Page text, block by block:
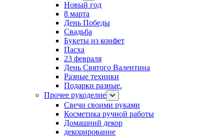
Новый год
8 марта
День Победы
Свадьба
Букеты из конфет
Пасха
23 февраля
День Святого Валентина
Разные техники
Подарки разные.
Прочее рукоделие
Свечи своими руками
Косметика ручной работы
Домашний декор
декорирование